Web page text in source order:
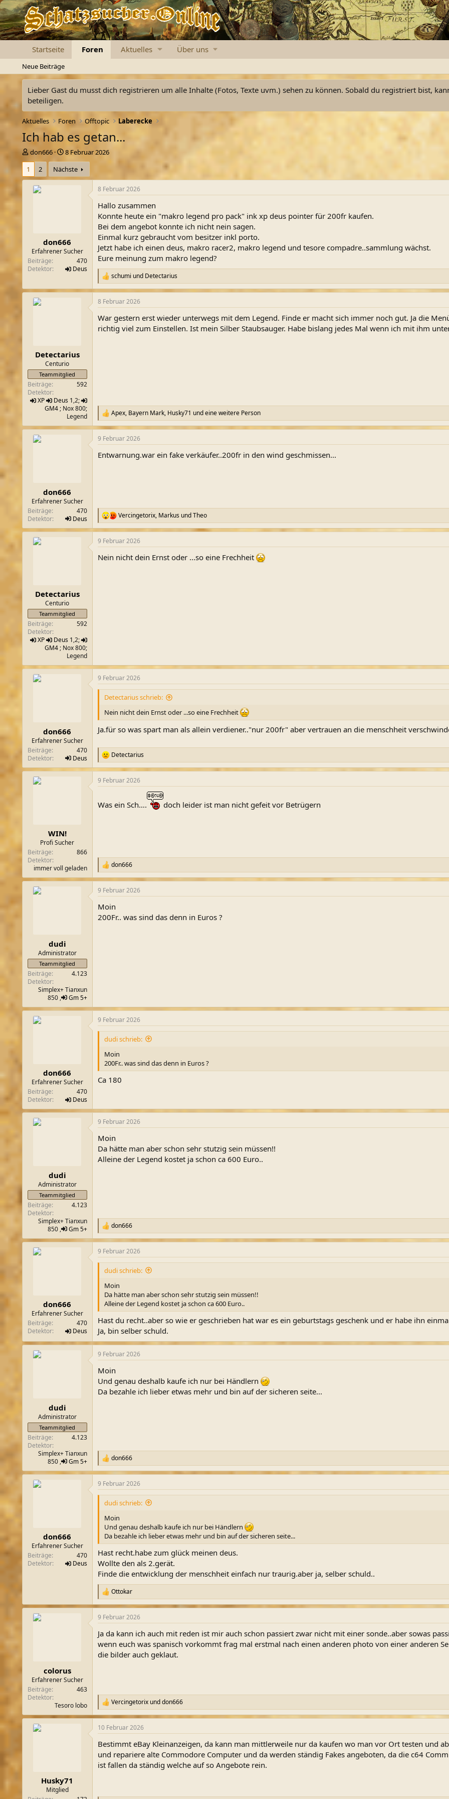
Startseite Foren Aktuelles Über uns
Neue Beiträge
Lieber Gast du musst dich registrieren um alle Inhalte (Fotos, Texte uvm.) sehen zu können. Sobald du registriert bist,
beteiligen.
Aktuelles Foren Offtopic Laberecke
Ich hab es getan...
E
r
t
don666
E
r
s
t
8 Februar 2026
1
2 Nächste
don666
Erfahrener Sucher
Beiträge
470
Detektor
Deus
8 Februar 2026
Hallo zusammen
Konnte heute ein "makro legend pro pack" ink xp deus pointer für 200fr kaufen.
Bei dem angebot konnte ich nicht nein sagen.
Einmal kurz gebraucht vom besitzer inkl porto.
Jetzt habe ich einen deus, makro racer2, makro legend und tesore compadre..sammlung wächst.
Eure meinung zum makro legend?
R
e
a
k
i
o
schumi und Detectarius
Detectarius
Centurio
Teammitglied
Beiträge
592
Detektor
XP
Deus 1,2;
GM4; Nox 800;
Legend
8 Februar 2026
War gestern erst wieder unterwegs mit dem Legend. Finde er macht sich immer noch gut. Ja die
richtig viel zum Einstellen. Ist mein Silber Staubsauger. Habe bislang jedes Mal wenn ich mit ihm
R
e
a
k
i
Apex, Bayern Mark, Husky71 und eine weitere Person
don666
Erfahrener Sucher
Beiträge
470
Detektor
Deus
9 Februar 2026
Entwarnung.war ein fake verkäufer..200fr in den wind geschmissen...
R
e
a
k
i
Vercingetorix, MarkusundTheo
Detectarius
Centurio
Teammitglied
Beiträge
592
Detektor
XP
Deus 1,2;
GM4; Nox 800;
Legend
9 Februar 2026
Nein nicht dein Ernst oder ...so eine Frechheit
don666
Erfahrener Sucher
Beiträge
470
Detektor
Deus
9 Februar 2026
Detectarius schrieb:
Nein nicht dein Ernst oder ...so eine Frechheit
Ja.für so was spart man als allein verdiener.."nur 200fr" aber vertrauen an die menschheit
R
e
a
k
o
Detectarius
WIN!
Profi Sucher
Beiträge
866
Detektor
immer voll geladen
9 Februar 2026
Was ein Sch…. doch leider ist man nicht gefeit vor Betrügern
R
e
a
k
i
o
don666
dudi
Administrator
Teammitglied
Beiträge
4.123
Detektor
Simplex+ Tianxun
850 ,
Gm 5+
9 Februar 2026
Moin
200Fr.. was sind das denn in Euros ?
don666
Erfahrener Sucher
Beiträge
470
Detektor
Deus
9 Februar 2026
dudi schrieb:
Moin
200Fr.. was sind das denn in Euros ?
Ca 180
dudi
Administrator
Teammitglied
Beiträge
4.123
Detektor
Simplex+ Tianxun
850 ,
Gm 5+
9 Februar 2026
Moin
Da hätte man aber schon sehr stutzig sein müssen!!
Alleine der Legend kostet ja schon ca 600 Euro..
R
e
a
k
t
don666
don666
Erfahrener Sucher
Beiträge
470
Detektor
Deus
9 Februar 2026
dudi schrieb:
Moin
Da hätte man aber schon sehr stutzig sein müssen!!
Alleine der Legend kostet ja schon ca 600 Euro..
Hast du recht..aber so wie er geschrieben hat war es ein geburtstags geschenk und er habe ihn
Ja, bin selber schuld.
dudi
Administrator
Teammitglied
Beiträge
4.123
Detektor
Simplex+ Tianxun
850 ,
Gm 5+
9 Februar 2026
Moin
Und genau deshalb kaufe ich nur bei Händlern
Da bezahle ich lieber etwas mehr und bin auf der sicheren seite...
R
e
a
k
t
don666
don666
Erfahrener Sucher
Beiträge
470
Detektor
Deus
9 Februar 2026
dudi schrieb:
Moin
Und genau deshalb kaufe ich nur bei Händlern
Da bezahle ich lieber etwas mehr und bin auf der sicheren seite...
Hast recht.habe zum glück meinen deus.
Wollte den als 2.gerät.
Finde die entwicklung der menschheit einfach nur traurig.aber ja, selber schuld..
R
e
a
k
i
o
n
e
Ottokar
colorus
Erfahrener Sucher
Beiträge
463
Detektor
Tesoro lobo
9 Februar 2026
Ja da kann ich auch mit reden ist mir auch schon passiert zwar nicht mit einer sonde..aber sowas
wenn euch was spanisch vorkommt frag mal erstmal nach einen anderen photo von einer anderen
die bilder auch geklaut.
R
e
a
k
i
o
n
e
Vercingetorixunddon666
Husky71
Mitglied
10 Februar 2026
Bestimmt eBay Kleinanzeigen, da kann man mittlerweile nur da kaufen wo man vor Ort testen und
und repariere alte Commodore Computer und da werden ständig Fakes angeboten, da die c64
ist fallen da ständig welche auf so Angebote rein.